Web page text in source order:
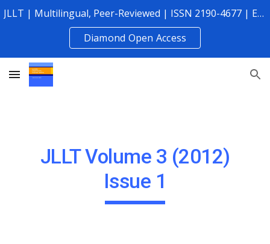
Skip to main content Skip to navigation
JLLT | Multilingual, Peer-Reviewed | ISSN 2190-4677 | Established 2010
Diamond Open Access
JLLT Volume 3 (2012)
Issue 1